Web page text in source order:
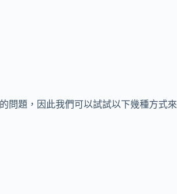
問題，因此我們可以試試以下幾種方式來